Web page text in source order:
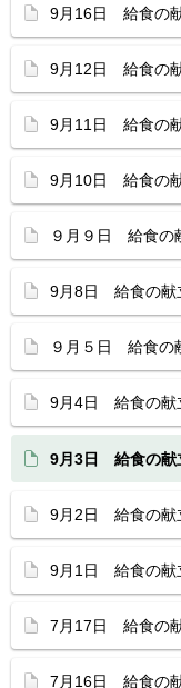
9月16日 給食の
9月12日 給食の
9月11日 給食の
9月10日 給食の
９月９日 給食の
9月8日 給食の献
９月５日 給食の
9月4日 給食の献
9月3日 給食の献
9月2日 給食の献
9月1日 給食の献
7月17日 給食の
7月16日 給食の